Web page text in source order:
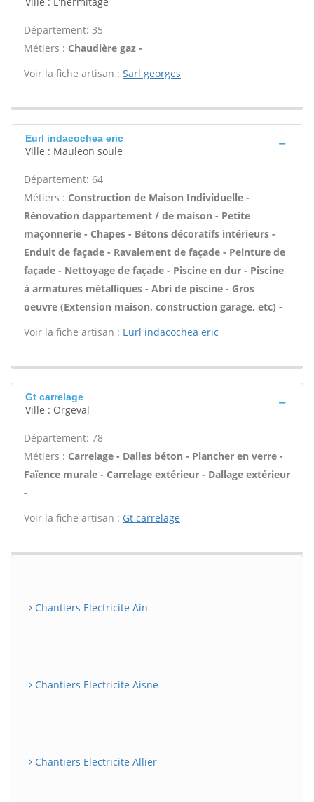
Département: 35
Métiers : Chaudière gaz -
Voir la fiche artisan : Sarl georges
Eurl indacochea eric
Ville : Mauleon soule
Département: 64
Métiers : Construction de Maison Individuelle -
Rénovation dappartement / de maison - Petite
maçonnerie - Chapes - Bétons décoratifs intérieurs -
Enduit de façade - Ravalement de façade - Peinture de
façade - Nettoyage de façade - Piscine en dur - Piscine
à armatures métalliques - Abri de piscine - Gros
oeuvre (Extension maison, construction garage, etc) -
Voir la fiche artisan : Eurl indacochea eric
Gt carrelage
Ville : Orgeval
Département: 78
Métiers : Carrelage - Dalles béton - Plancher en verre -
Faïence murale - Carrelage extérieur - Dallage extérieur
-
Voir la fiche artisan : Gt carrelage
Chantiers Electricite Ain
Chantiers Electricite Aisne
Chantiers Electricite Allier